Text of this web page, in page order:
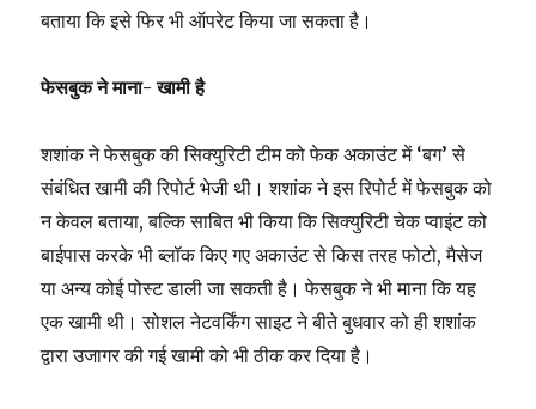
बताया कि इसे फिर भी ऑपरेट किया जा सकता है।
फेसबुक ने माना- खामी है
शशांक ने फेसबुक की सिक्युरिटी टीम को फेक अकाउंट में ‘बग’ से
संबंधित खामी की रिपोर्ट भेजी थी। शशांक ने इस रिपोर्ट में फेसबुक को
न केवल बताया, बल्कि साबित भी किया कि सिक्युरिटी चेक प्वाइंट को
बाईपास करके भी ब्लॉक किए गए अकाउंट से किस तरह फोटो, मैसेज
या अन्य कोई पोस्ट डाली जा सकती है। फेसबुक ने भी माना कि यह
एक खामी थी। सोशल नेटवर्किंग साइट ने बीते बुधवार को ही शशांक
द्वारा उजागर की गई खामी को भी ठीक कर दिया है।